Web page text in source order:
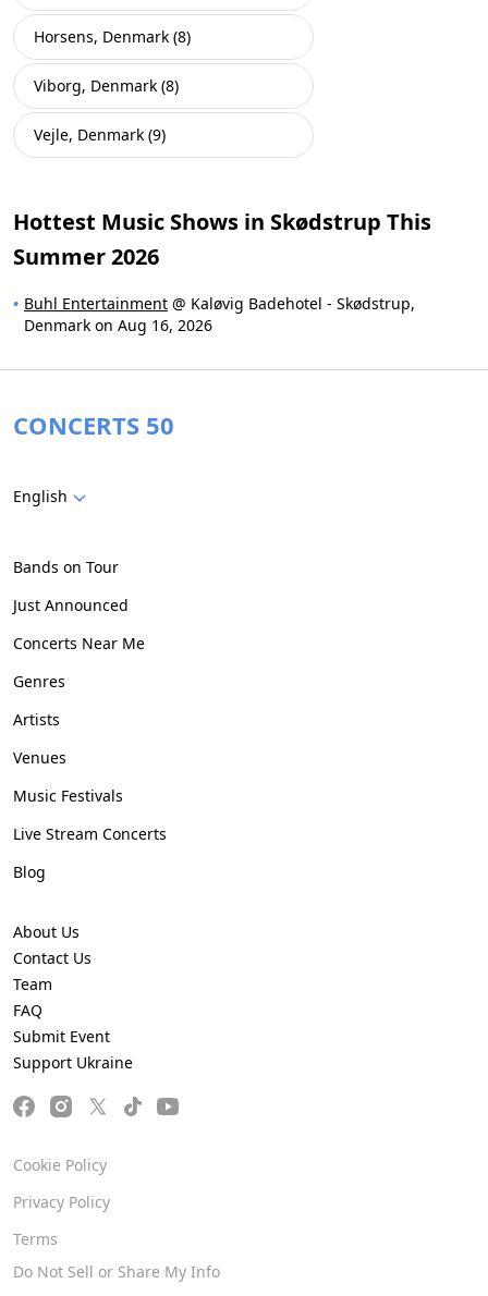
Horsens, Denmark (8)
Viborg, Denmark (8)
Vejle, Denmark (9)
Hottest Music Shows in Skødstrup This
Summer 2026
Buhl Entertainment @ Kaløvig Badehotel - Skødstrup,
Denmark on Aug 16, 2026
CONCERTS 50
English
Bands on Tour
Just Announced
Concerts Near Me
Genres
Artists
Venues
Music Festivals
Live Stream Concerts
Blog
About Us
Contact Us
Team
FAQ
Submit Event
Support Ukraine
Cookie Policy
Privacy Policy
Terms
Do Not Sell or Share My Info